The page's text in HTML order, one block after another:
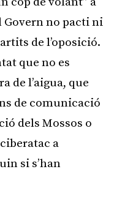
Govern no pacti ni
de l’oposició.
que no es
de l’aigua, que
de comunicació
dels Mossos o
a
si s’han